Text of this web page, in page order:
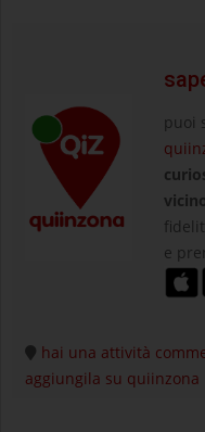
puoi
e
hai una attività
aggiungila su quiinzona